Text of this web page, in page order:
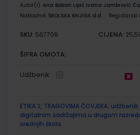
Autor(i): Ana Boban Lipić Ivana Jambrović
Nakladnik: ŠKOLSKA KNJIGA d.d.
SKU: 567709 CIJENA:
ŠIFRA OMOTA:
Udžbenik
ETIKA 2, TRAGOVIMA ČOVJEKA;
digitalnim sadržajima u drugom
srednjih škola